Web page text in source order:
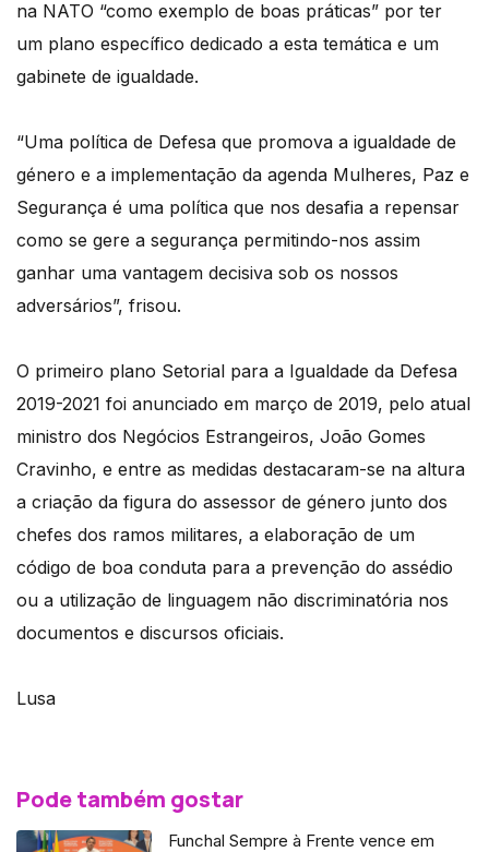
na NATO “como exemplo de boas práticas” por ter
um plano específico dedicado a esta temática e um
gabinete de igualdade.
“Uma política de Defesa que promova a igualdade de
género e a implementação da agenda Mulheres, Paz e
Segurança é uma política que nos desafia a repensar
como se gere a segurança permitindo-nos assim
ganhar uma vantagem decisiva sob os nossos
adversários”, frisou.
O primeiro plano Setorial para a Igualdade da Defesa
2019-2021 foi anunciado em março de 2019, pelo atual
ministro dos Negócios Estrangeiros, João Gomes
Cravinho, e entre as medidas destacaram-se na altura
a criação da figura do assessor de género junto dos
chefes dos ramos militares, a elaboração de um
código de boa conduta para a prevenção do assédio
ou a utilização de linguagem não discriminatória nos
documentos e discursos oficiais.
Lusa
Pode também gostar
Funchal Sempre à Frente vence em